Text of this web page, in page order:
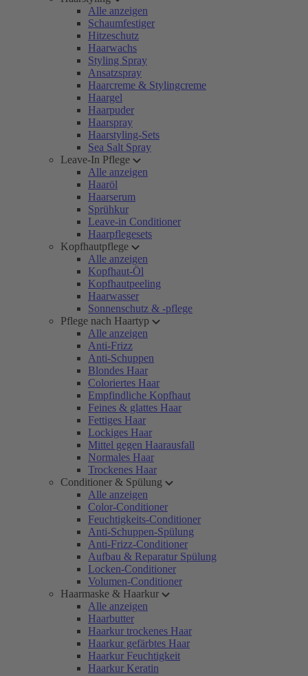
Alle anzeigen
Schaumfestiger
Hitzeschutz
Haarwachs
Styling Spray
Ansatzspray
Haarcreme & Stylingcreme
Haargel
Haarpuder
Haarspray
Haarstyling-Sets
Sea Salt Spray
Leave-In Pflege
Alle anzeigen
Haaröl
Haarserum
Sprühkur
Leave-in Conditioner
Haarpflegesets
Kopfhautpflege
Alle anzeigen
Kopfhaut-Öl
Kopfhautpeeling
Haarwasser
Sonnenschutz & -pflege
Pflege nach Haartyp
Alle anzeigen
Anti-Frizz
Anti-Schuppen
Blondes Haar
Coloriertes Haar
Empfindliche Kopfhaut
Feines & glattes Haar
Fettiges Haar
Lockiges Haar
Mittel gegen Haarausfall
Normales Haar
Trockenes Haar
Conditioner & Spülung
Alle anzeigen
Color-Conditioner
Feuchtigkeits-Conditioner
Anti-Schuppen-Spülung
Anti-Frizz-Conditioner
Aufbau & Reparatur Spülung
Locken-Conditioner
Volumen-Conditioner
Haarmaske & Haarkur
Alle anzeigen
Haarbutter
Haarkur trockenes Haar
Haarkur gefärbtes Haar
Haarkur Feuchtigkeit
Haarkur Keratin